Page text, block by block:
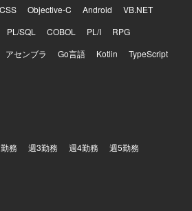
CSS Objective-C Android
VB.NET
PL/SQL COBOL PL/I
RPG
アセンブラ Go言語 Kotlin
TypeScript
務 週3勤務 週4勤務 週5勤務